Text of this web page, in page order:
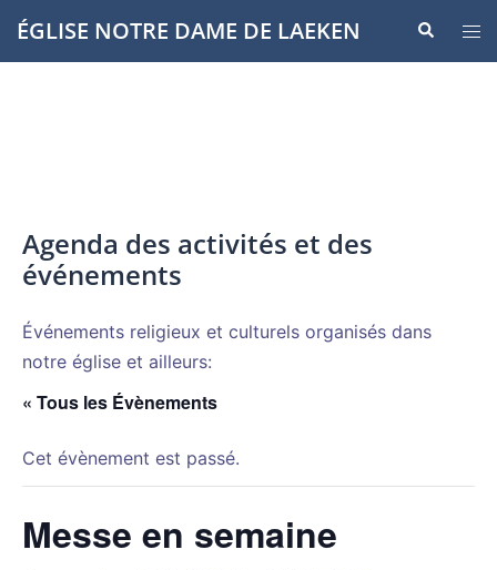
Aller
auÉGLISE NOTRE DAME DE LAEKEN
le
Agenda des activités et des
événements
Événements religieux et culturels organisés dans
notre église et ailleurs:
« Tous les Évènements
Cet évènement est passé.
Messe en semaine